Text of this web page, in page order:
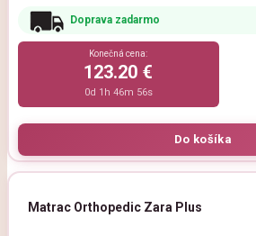
Doprava zadarmo
Konečná cena:
123.20 €
0d 1h 46m 54s
Matrac Orthopedic Zara Plus